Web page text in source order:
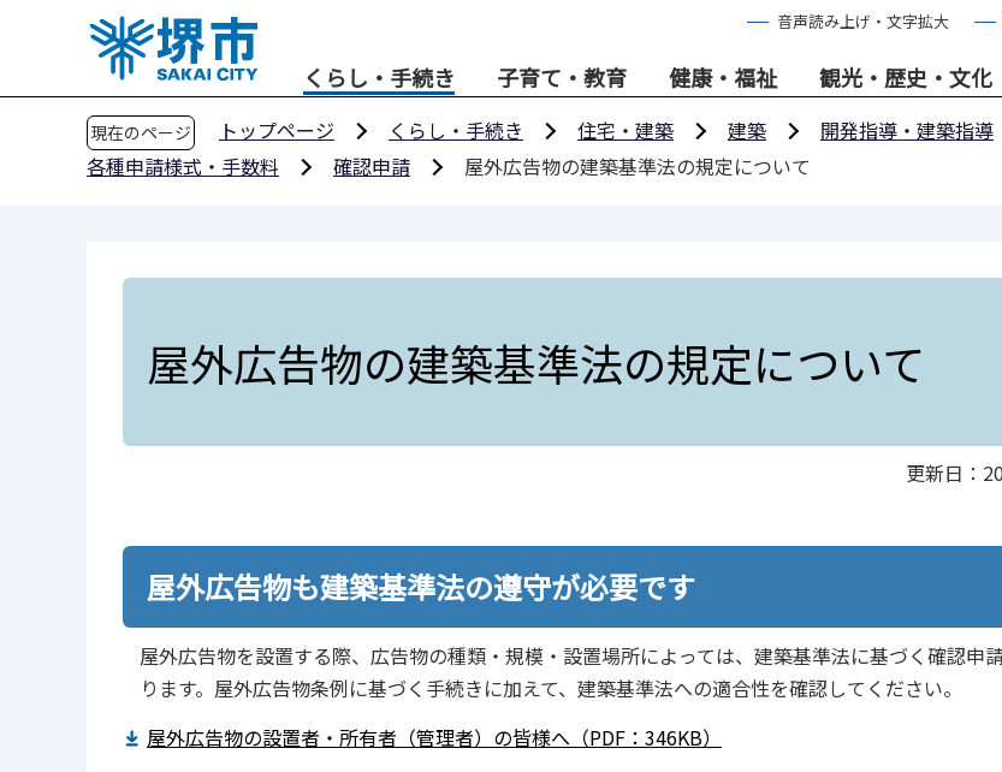
音声読み上げ・文字拡大
くらし・手続き 子育て・教育 健康・福祉 観光・歴史・文化
現在のページ トップページ くらし・手続き 住宅・建築 建築 開発指導・建築指導
各種申請様式・手数料
確認申請 屋外広告物の建築基準法の規定について
屋外広告物の建築基準法の規定について
更新日：
屋外広告物も建築基準法の遵守が必要です
屋外広告物を設置する際、広告物の種類・規模・設置場所によっては、建築基準法に基づく確認申
ります。屋外広告物条例に基づく手続きに加えて、建築基準法への適合性を確認してください。
屋外広告物の設置者・所有者（管理者）の皆様へ（PDF：346KB）